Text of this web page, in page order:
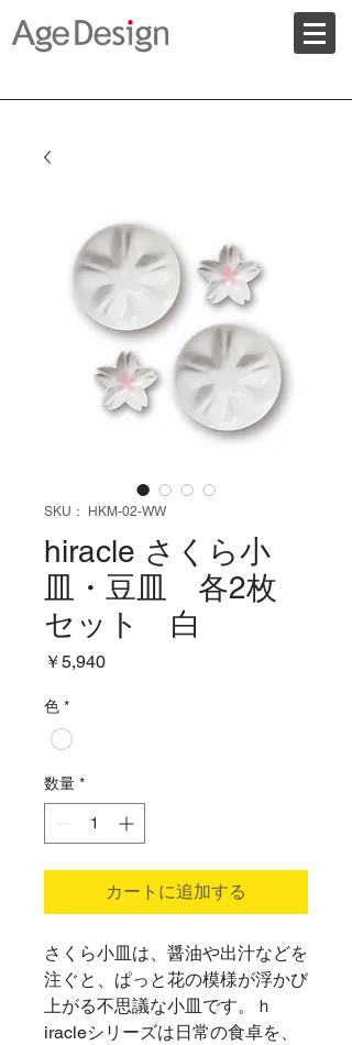
SKU： HKM-02-WW
hiracle さくら小
皿・豆皿 各2枚
セット 白
￥5,940価
色 *
数量 *
カートに追加する
さくら小皿は、醤油や出汁などを
注ぐと、ぱっと花の模様が浮かび
上がる不思議な小皿です。ｈ
iracleシリーズは日常の食卓を、